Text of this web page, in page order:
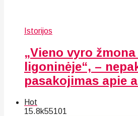
Istorijos
„Vieno vyro
ligoninėje“, –
pasakojimas apie
Hot
15.8k55101